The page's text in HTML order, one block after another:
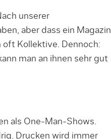
unserer
aber dass ein Magazin
Kollektive. Dennoch:
man an ihnen sehr gut
als One-Man-Shows.
Drucken wird immer